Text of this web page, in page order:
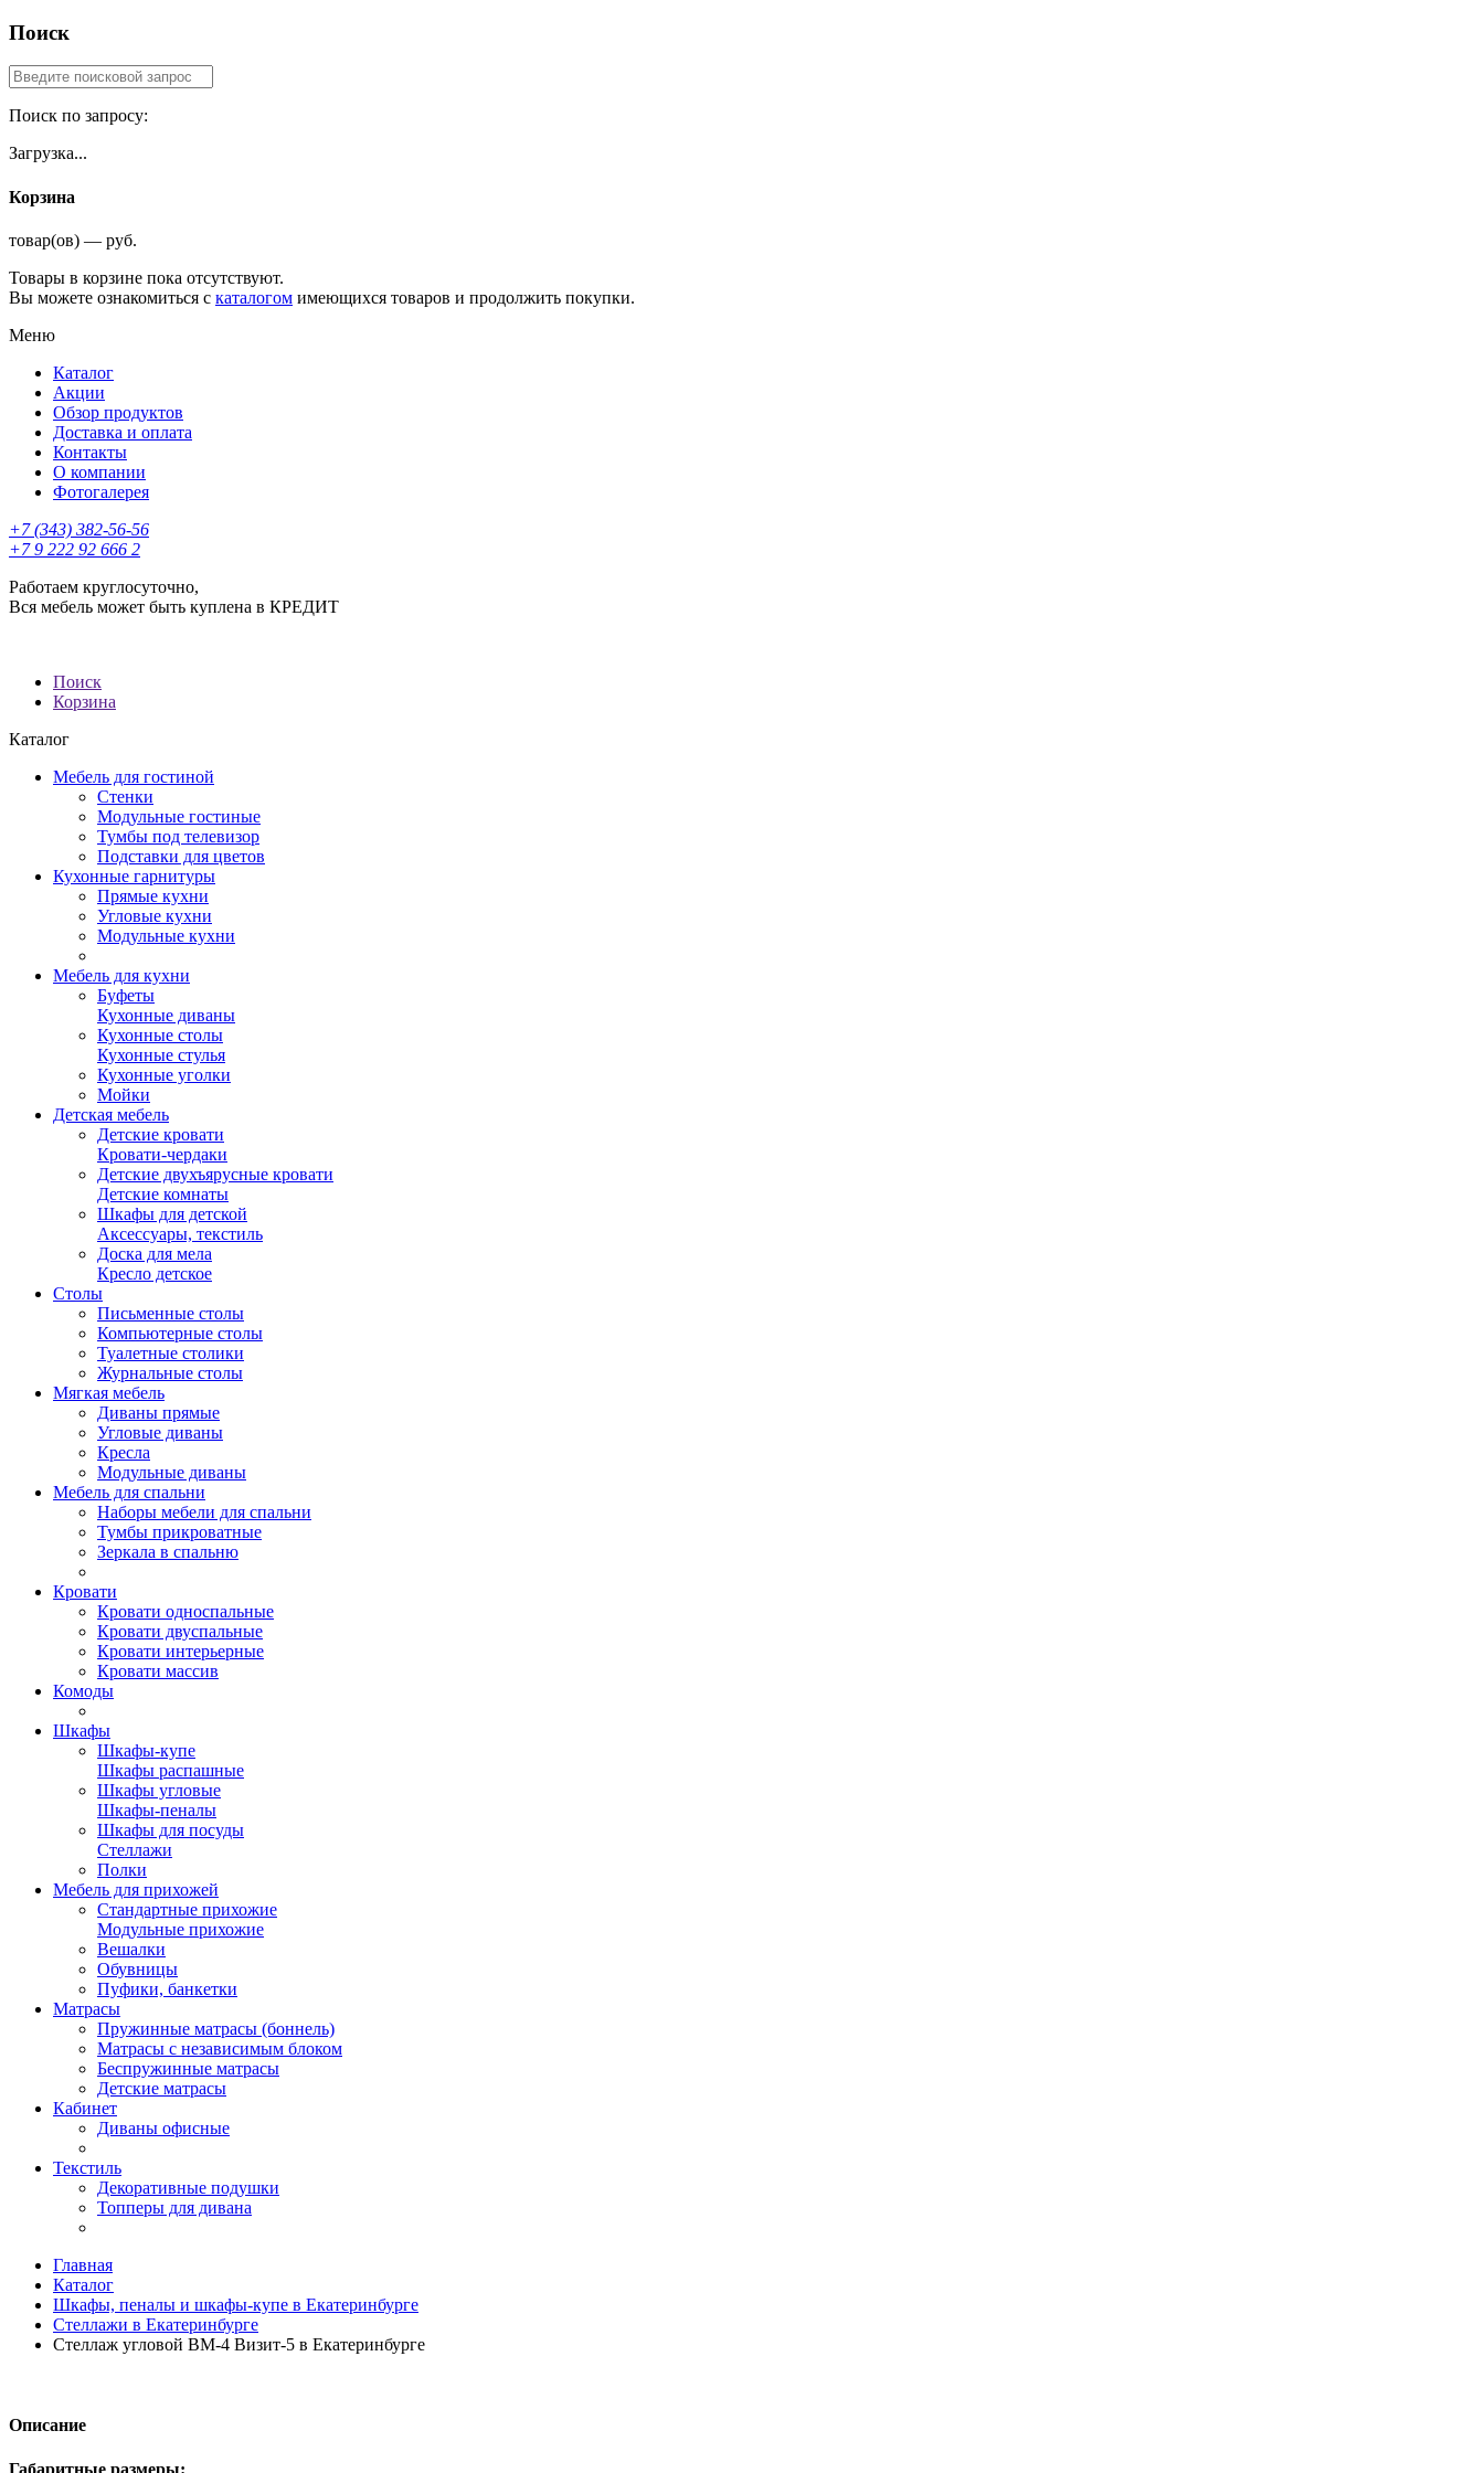
Поиск
Поиск по запросу:
Загрузка...
Корзина
товар(ов) — руб.
Товары в корзине пока отсутствуют.
Вы можете ознакомиться с каталогом имеющихся товаров и продолжить покупки.
Меню
Каталог
Акции
Обзор продуктов
Доставка и оплата
Контакты
О компании
Фотогалерея
+7 (343) 382-56-56
+7 9 222 92 666 2
Работаем круглосуточно,
Вся мебель может быть куплена в КРЕДИТ
Поиск
Корзина
Каталог
Мебель для гостиной
Стенки
Модульные гостиные
Тумбы под телевизор
Подставки для цветов
Кухонные гарнитуры
Прямые кухни
Угловые кухни
Модульные кухни
Мебель для кухни
Буфеты
Кухонные диваны
Кухонные столы
Кухонные стулья
Кухонные уголки
Мойки
Детская мебель
Детские кровати
Кровати-чердаки
Детские двухъярусные кровати
Детские комнаты
Шкафы для детской
Аксессуары, текстиль
Доска для мела
Кресло детское
Столы
Письменные столы
Компьютерные столы
Туалетные столики
Журнальные столы
Мягкая мебель
Диваны прямые
Угловые диваны
Кресла
Модульные диваны
Мебель для спальни
Наборы мебели для спальни
Тумбы прикроватные
Зеркала в спальню
Кровати
Кровати односпальные
Кровати двуспальные
Кровати интерьерные
Кровати массив
Комоды
Шкафы
Шкафы-купе
Шкафы распашные
Шкафы угловые
Шкафы-пеналы
Шкафы для посуды
Стеллажи
Полки
Мебель для прихожей
Стандартные прихожие
Модульные прихожие
Вешалки
Обувницы
Пуфики, банкетки
Матрасы
Пружинные матрасы (боннель)
Матрасы с независимым блоком
Беспружинные матрасы
Детские матрасы
Кабинет
Диваны офисные
Текстиль
Декоративные подушки
Топперы для дивана
Главная
Каталог
Шкафы, пеналы и шкафы-купе в Екатеринбурге
Стеллажи в Екатеринбурге
Стеллаж угловой ВМ-4 Визит-5 в Екатеринбурге
Описание
Габаритные размеры: